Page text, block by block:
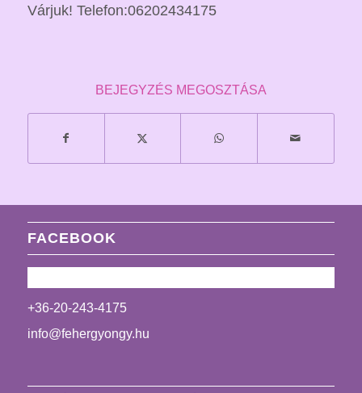
Várjuk! Telefon:06202434175
BEJEGYZÉS MEGOSZTÁSA
FACEBOOK
+36-20-243-4175
info@fehergyongy.hu